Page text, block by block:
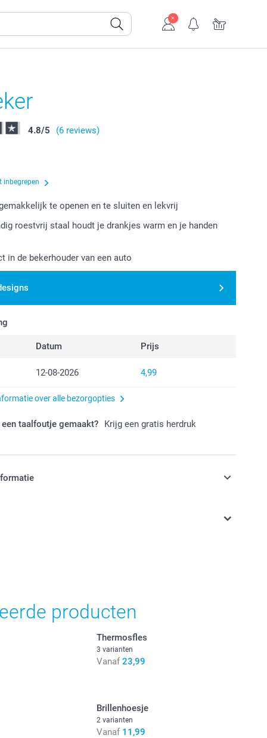
4.8/5 (6 reviews)
inbegrepen
te openen en te sluiten en lekvrij
roestvrij staal houdt je drankjes warm en je handen
in de bekerhouder van een auto
Datum Prijs
12-08-2026 4,99
over alle bezorgopties
een taalfoutje gemaakt? Krijg een gratis herdruk
producten
Thermosfles
3 varianten
Vanaf 23,99
Brillenhoesje
2 varianten
Vanaf 11,99